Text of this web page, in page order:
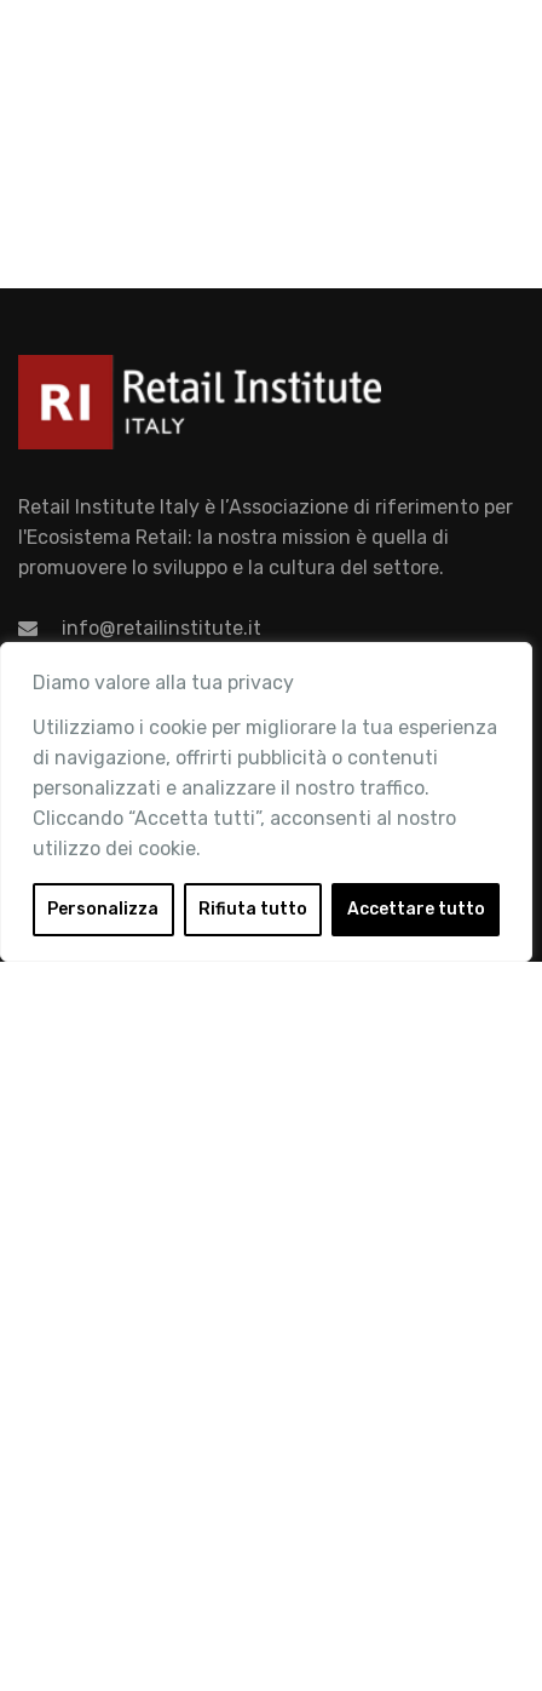
Diamo valore alla tua privacy
Utilizziamo i cookie per migliorare la tua esperienza
di navigazione, offrirti pubblicità o contenuti
personalizzati e analizzare il nostro traffico.
Cliccando “Accetta tutti”, acconsenti al nostro
utilizzo dei cookie.
Personalizza Rifiuta tutto Accettare tutto
Retail Institute Italy è l’Associazione di riferimento per
l'Ecosistema Retail: la nostra mission è quella di
promuovere lo sviluppo e la cultura del settore.
info@retailinstitute.it
Associazione
Chi siamo
Attività
Contatti
Area Riservata
Login
Diventa Socio